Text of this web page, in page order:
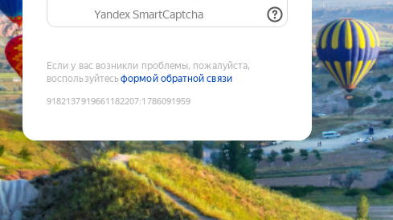
Yandex SmartCaptcha
Если у вас возникли проблемы, пожалуйста,
воспользуйтесьформой обратной связи
9182137919661182207:1786091959